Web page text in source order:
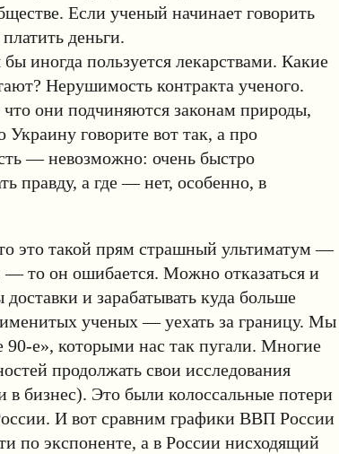
Если ученый начинает говорить
деньги.
иногда пользуется лекарствами. Какие
Нерушимость контракта ученого.
они подчиняются законам природы,
говорите вот так, а про
— невозможно: очень быстро
правду, а где — нет, особенно, в
это такой прям страшный ультиматум —
— то он ошибается. Можно отказаться и
и зарабатывать куда больше
именитых ученых — уехать за границу. Мы
90-е», которыми нас так пугали. Многие
продолжать свои исследования
бизнес). Это были колоссальные потери
И вот сравним графики ВВП России
экспоненте, а в России нисходящий